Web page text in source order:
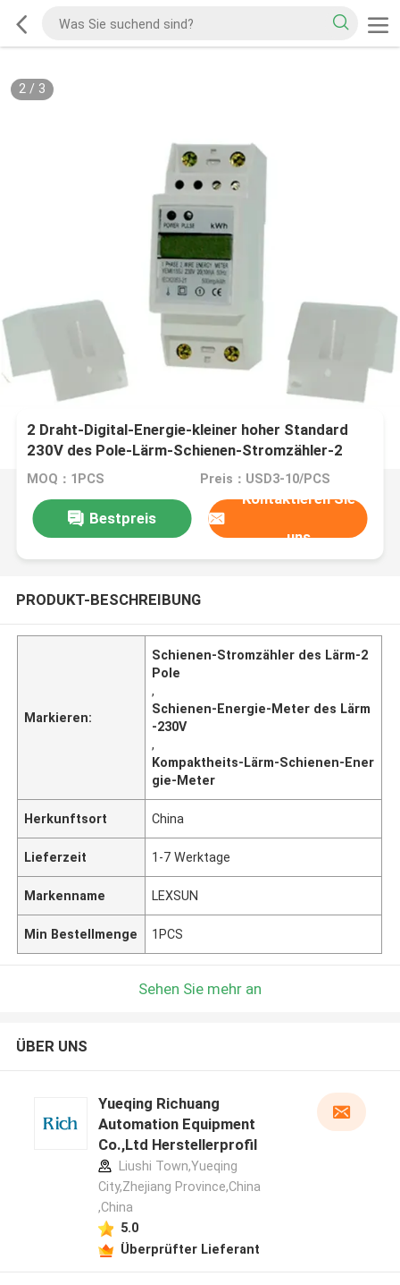
2/ 3
2 Draht-Digital-Energie-kleiner hoher Standard
230V des Pole-Lärm-Schienen-Stromzähler-2
MOQ：1PCS Preis：USD3-10/PCS
Bestpreis
Kontaktieren Sie
uns
PRODUKT-BESCHREIBUNG
Markieren:
Schienen-Stromzähler des Lärm-2
Pole
,
Schienen-Energie-Meter des Lärm
-230V
,
Kompaktheits-Lärm-Schienen-Ener
gie-Meter
Herkunftsort China
Lieferzeit 1-7 Werktage
Markenname LEXSUN
Min Bestellmenge 1PCS
Sehen Sie mehr an
ÜBER UNS
Yueqing Richuang
Automation Equipment
Co.,Ltd Herstellerprofil
Liushi Town,Yueqing
City,Zhejiang Province,China
,China
5.0
Überprüfter Lieferant